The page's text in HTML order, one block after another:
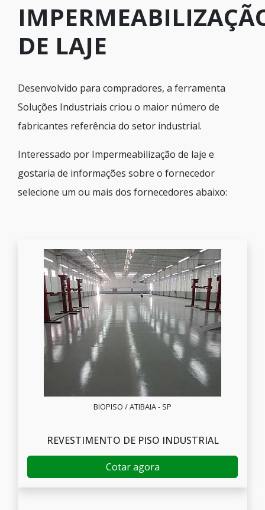
DE LAJE
Desenvolvido para compradores, a ferramenta
Soluções Industriais criou o maior número de
fabricantes referência do setor industrial.
Interessado por Impermeabilização de laje e
gostaria de informações sobre o fornecedor
selecione um ou mais dos fornecedores abaixo:
BIOPISO / ATIBAIA - SP
REVESTIMENTO DE PISO INDUSTRIAL
Cotar agora